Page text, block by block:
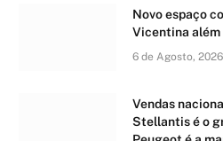
Novo espaço
Vicentina além
6 de Agosto, 2026
Vendas
Stellantis é o